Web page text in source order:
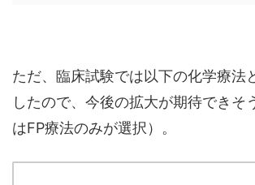
ただ、臨床試験では以下の化学療法
したので、今後の拡大が期待できそ
はFP療法のみが選択）。